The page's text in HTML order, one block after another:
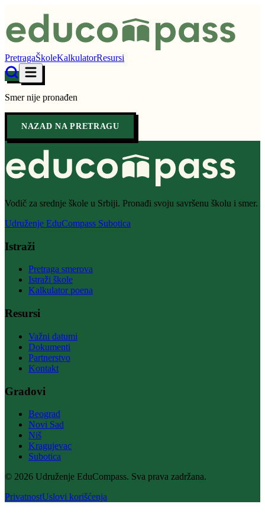
PretragaŠkoleKalkulatorResursi
Smer nije pronađen
NAZAD NA PRETRAGU
Vodič za srednje škole u Srbiji. Pronađi svoju savršenu školu i smer.
Udruženje EduCompass Subotica
Istraži
Pretraga smerova
Istraži škole
Kalkulator poena
Resursi
Važni datumi
Dokumenti
Partnerstvo
Kontakt
Gradovi
Beograd
Novi Sad
Niš
Kragujevac
Subotica
© 2026 Udruženje EduCompass. Sva prava zadržana.
PrivatnostUslovi korišćenja